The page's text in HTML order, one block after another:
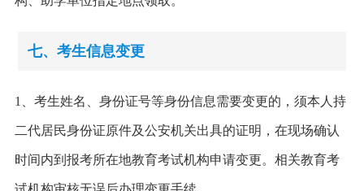
七、考生信息变更
1、考生姓名、身份证号等身份信息需要变更的，须本人持
二代居民身份证原件及公安机关出具的证明，在现场确认
时间内到报考所在地教育考试机构申请变更。相关教育考